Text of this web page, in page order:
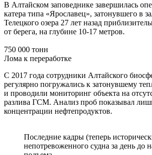
В Алтайском заповеднике завершилась
катера типа «Ярославец», затонувшего в
Телецкого озера 27 лет назад
от берега, на глубине 10-17 метров.
750 000 тонн
Лома к переработке
С 2017 года сотрудники Алтайского
регулярно погружались к затонувшему
и проводили мониторинг объекта на
разлива ГСМ. Анализ проб показывал
концентрации нефтепродуктов.
Последние кадры (теперь
непотревоженного судна за день до